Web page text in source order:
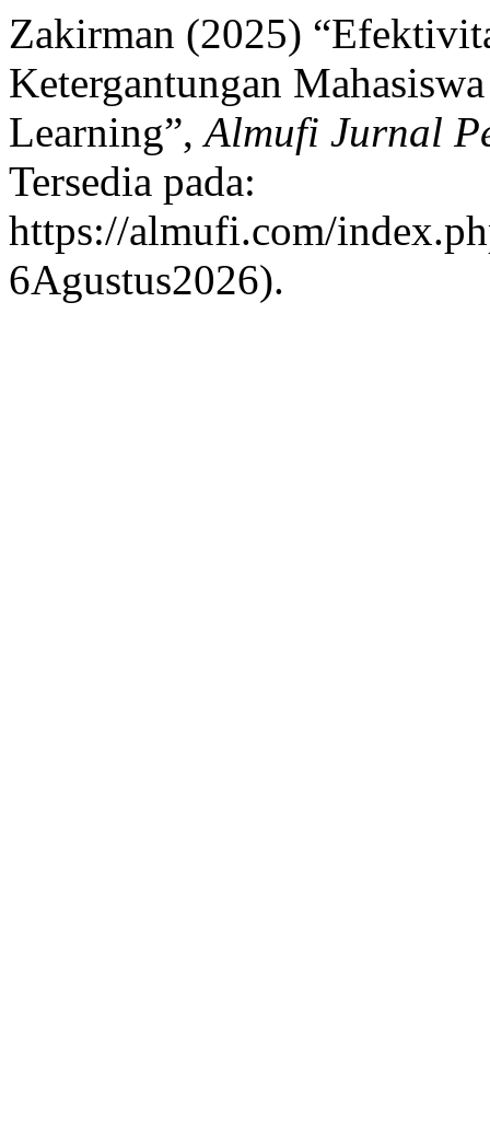
Zakirman (2025)
Ketergantungan
Learning”,Almufi Jurnal
Tersedia pada:
https://almufi.com/
6Agustus2026).